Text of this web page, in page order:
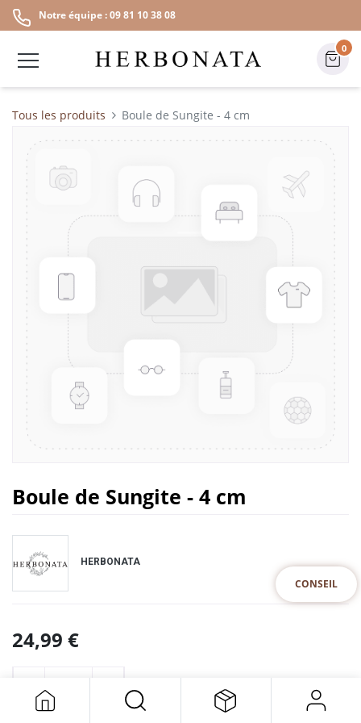
Notre équipe : 09 81 10 38 08
0
CONSEIL
Tous les produits Boule de Sungite - 4 cm
Boule de Sungite - 4 cm
HERBONATA
24,99 €